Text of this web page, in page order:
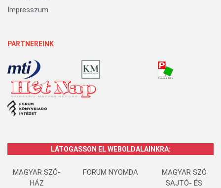
Impresszum
PARTNEREINK
LÁTOGASSON EL WEBOLDALAINKRA:
MAGYAR SZÓ-
HÁZ
FORUM NYOMDA
MAGYAR SZÓ
SAJTÓ- ÉS